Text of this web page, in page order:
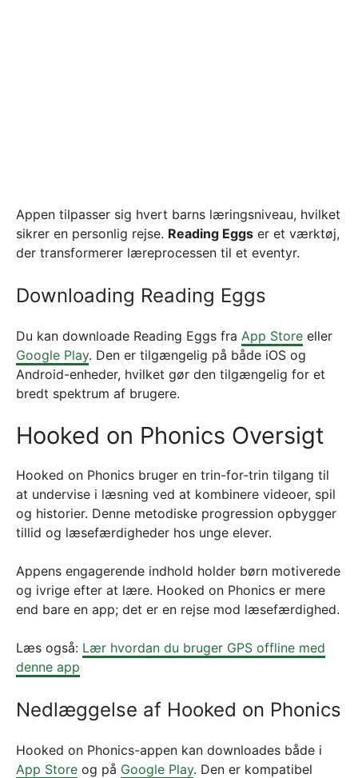
Appen tilpasser sig hvert barns læringsniveau, hvilket
sikrer en personlig rejse. Reading Eggs er et værktøj,
der transformerer læreprocessen til et eventyr.
Downloading Reading Eggs
Du kan downloade Reading Eggs fra App Store eller
Google Play. Den er tilgængelig på både iOS og
Android-enheder, hvilket gør den tilgængelig for et
bredt spektrum af brugere.
Hooked on Phonics Oversigt
Hooked on Phonics bruger en trin-for-trin tilgang til
at undervise i læsning ved at kombinere videoer, spil
og historier. Denne metodiske progression opbygger
tillid og læsefærdigheder hos unge elever.
Appens engagerende indhold holder børn motiverede
og ivrige efter at lære. Hooked on Phonics er mere
end bare en app; det er en rejse mod læsefærdighed.
Læs også: Lær hvordan du bruger GPS offline med
denne app
Nedlæggelse af Hooked on Phonics
Hooked on Phonics-appen kan downloades både i
App Store og på Google Play. Den er kompatibel